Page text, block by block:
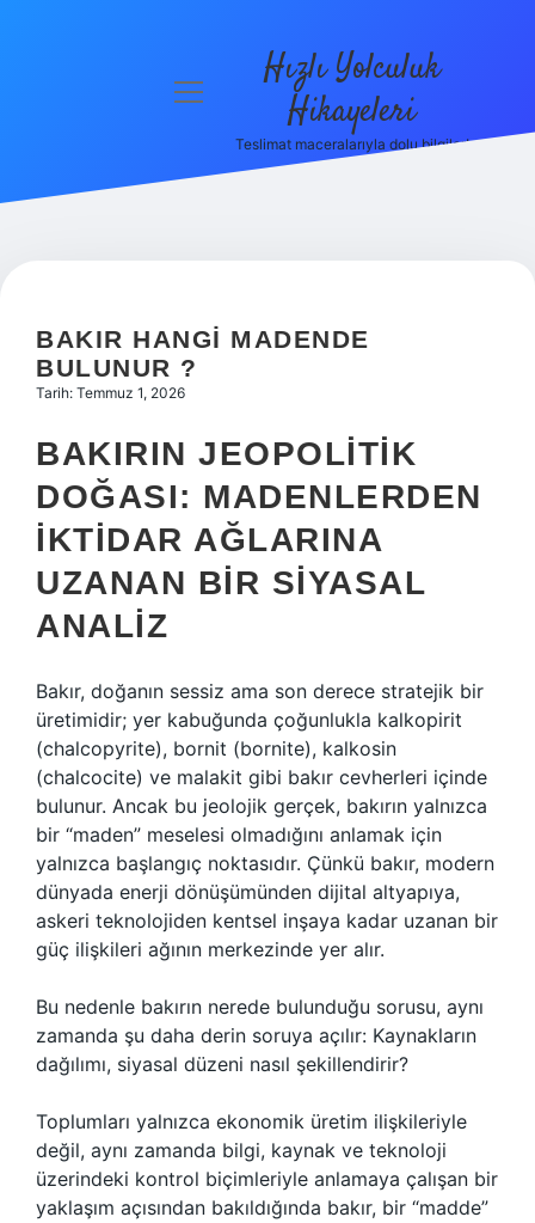
Hakkımızda
menüyü
Hızlı Yolculuk
Hikayeleri
Teslimat maceralarıyla dolu bilgiler!
BAKIR HANGI MADENDE
BULUNUR ?
Tarih: Temmuz 1, 2026
BAKIRIN JEOPOLITIK
DOĞASI: MADENLERDEN
İKTIDAR AĞLARINA
UZANAN BIR SIYASAL
ANALIZ
Bakır, doğanın sessiz ama son derece stratejik bir
üretimidir; yer kabuğunda çoğunlukla kalkopirit
(chalcopyrite), bornit (bornite), kalkosin
(chalcocite) ve malakit gibi bakır cevherleri içinde
bulunur. Ancak bu jeolojik gerçek, bakırın yalnızca
bir “maden” meselesi olmadığını anlamak için
yalnızca başlangıç noktasıdır. Çünkü bakır, modern
dünyada enerji dönüşümünden dijital altyapıya,
askeri teknolojiden kentsel inşaya kadar uzanan bir
güç ilişkileri ağının merkezinde yer alır.
Bu nedenle bakırın nerede bulunduğu sorusu, aynı
zamanda şu daha derin soruya açılır: Kaynakların
dağılımı, siyasal düzeni nasıl şekillendirir?
Toplumları yalnızca ekonomik üretim ilişkileriyle
değil, aynı zamanda bilgi, kaynak ve teknoloji
üzerindeki kontrol biçimleriyle anlamaya çalışan bir
yaklaşım açısından bakıldığında bakır, bir “madde”